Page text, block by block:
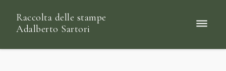
Raccolta delle stampe
Adalberto Sartori